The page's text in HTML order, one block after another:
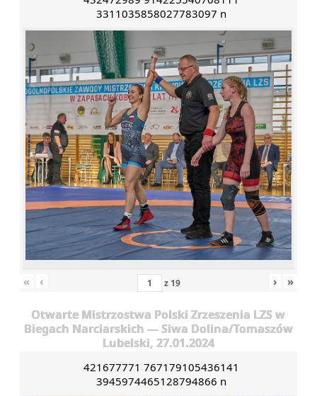
3311035858027783097 n
« ‹ z 19 › »
Otwarte Mistrzostwa Polski Zrzeszenia LZS w
Biegach Narciarskich — Siwa Dolina/Tomaszów
Lubelski, 27.01.2024
421677771 767179105436141
3945974465128794866 n